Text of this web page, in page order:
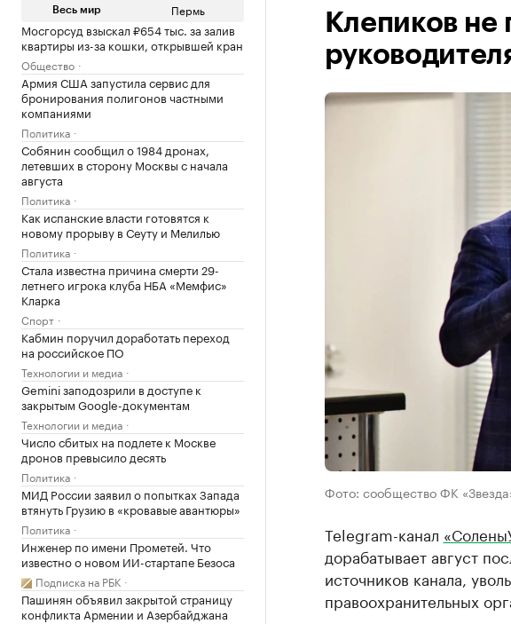
Весь мир Пермь
Мосгорсуд взыскал ₽654 тыс. за залив
квартиры из-за кошки, открывшей кран
Общество
Армия США запустила сервис для
бронирования полигонов частными
компаниями
Политика
Собянин сообщил о 1984 дронах,
летевших в сторону Москвы с начала
августа
Политика
Как испанские власти готовятся к
новому прорыву в Сеуту и Мелилью
Политика
Стала известна причина смерти 29-
летнего игрока клуба НБА «Мемфис»
Кларка
Спорт
Кабмин поручил доработать переход
на российское ПО
Технологии и медиа
Gemini заподозрили в доступе к
закрытым Google-документам
Технологии и медиа
Число сбитых на подлете к Москве
дронов превысило десять
Политика
МИД России заявил о попытках Запада
втянуть Грузию в «кровавые авантюры»
Политика
Инженер по имени Прометей. Что
известно о новом ИИ-стартапе Безоса
Подписка на РБК
Пашинян объявил закрытой страницу
конфликта Армении и Азербайджана
Клепиков не
Фото: сообщество ФК
Telegram-канал
дорабатывает август
источников канала,
правоохранительных